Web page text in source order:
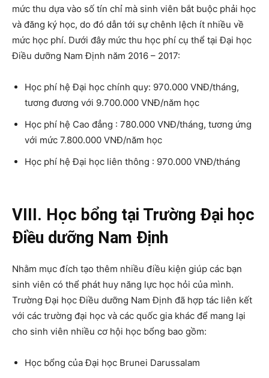
mức thu dựa vào số tín chỉ mà sinh viên bắt buộc phải học
và đăng ký học, do đó dẫn tới sự chênh lệch ít nhiều về
mức học phí. Dưới đây mức thu học phí cụ thể tại Đại học
Điều dưỡng Nam Định năm 2016 – 2017:
Học phí hệ Đại học chính quy: 970.000 VNĐ/tháng,
tương đương với 9.700.000 VNĐ/năm học
Học phí hệ Cao đẳng : 780.000 VNĐ/tháng, tương ứng
với mức 7.800.000 VNĐ/năm học
Học phí hệ Đại học liên thông : 970.000 VNĐ/tháng
VIII. Học bổng tại Trường Đại học
Điều dưỡng Nam Định
Nhằm mục đích tạo thêm nhiều điều kiện giúp các bạn
sinh viên có thể phát huy năng lực học hỏi của mình.
Trường Đại học Điều dưỡng Nam Định đã hợp tác liên kết
với các trường đại học và các quốc gia khác để mang lại
cho sinh viên nhiều cơ hội học bổng bao gồm:
Học bổng của Đại học Brunei Darussalam